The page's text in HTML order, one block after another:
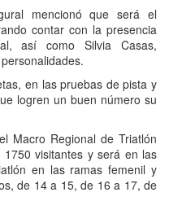
mencionó que será el
contar con la presencia
así como Silvia Casas,
en las pruebas de pista y
logren un buen número su
Macro Regional de Triatlón
visitantes y será en las
en las ramas femenil y
de 14 a 15, de 16 a 17, de